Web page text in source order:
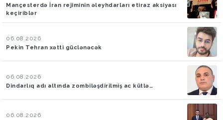
Mançesterdə İran rejiminin əleyhdarları etiraz aksiyası
keçiriblər
06.08.2026
Pekin Tehran xətti güclənəcək
06.08.2026
Dindarlıq adı altında zombiləşdirilmiş ac kütlə…
06.08.2026